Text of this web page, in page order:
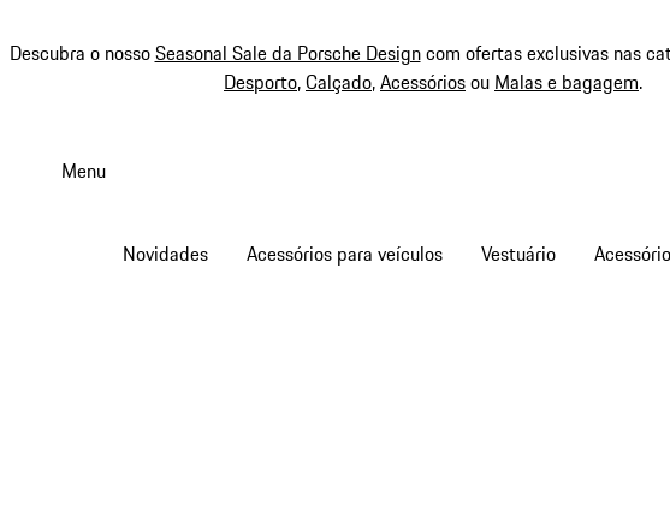
Descubra o nossoSeasonal Sale da Porsche Designcom ofertas exclusivas nas
Desporto,Calçado,Acessóriosou Malas e bagagem.
conteúdoMenu
Novidades Acessórios para veículos Vestuário